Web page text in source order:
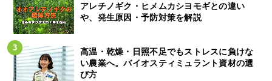
アレチノギク・ヒメムカシヨモギとの違い
や、発生原因・予防対策を解説
高温・乾燥・日照不足でもストレスに負けな
い農業へ。バイオスティミュラント資材の選
び方